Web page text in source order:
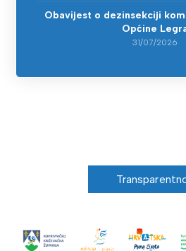
Obavijest o dezinsekciji
Općine
31/07/2026